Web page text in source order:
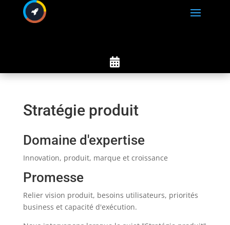

Stratégie produit
Domaine d'expertise
Innovation, produit, marque et croissance
Promesse
Relier vision produit, besoins utilisateurs, priorités
business et capacité d'exécution.